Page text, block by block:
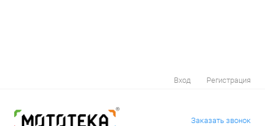
Вход Регистрация
Заказать звонок